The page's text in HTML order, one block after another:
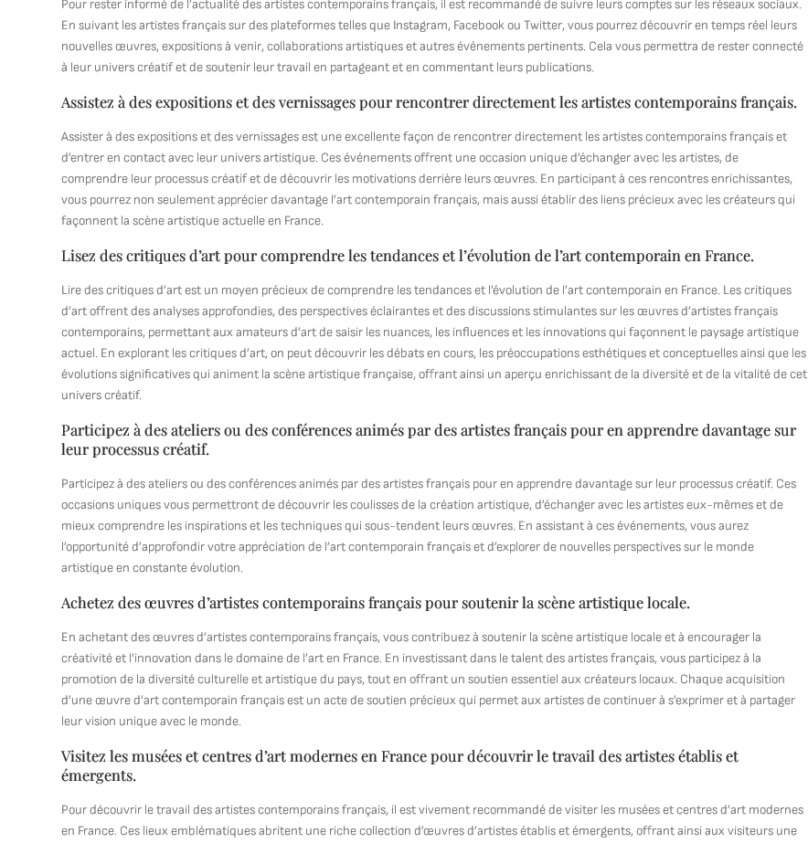
Pour rester informé de l’actualité des artistes contemporains français, il est recommandé de suivre leurs comptes sur les réseaux sociaux.
En suivant les artistes français sur des plateformes telles que Instagram, Facebook ou Twitter, vous pourrez découvrir en temps réel leurs
nouvelles œuvres, expositions à venir, collaborations artistiques et autres événements pertinents. Cela vous permettra de rester connecté
à leur univers créatif et de soutenir leur travail en partageant et en commentant leurs publications.
Assistez à des expositions et des vernissages pour rencontrer directement les artistes contemporains français.
Assister à des expositions et des vernissages est une excellente façon de rencontrer directement les artistes contemporains français et
d’entrer en contact avec leur univers artistique. Ces événements offrent une occasion unique d’échanger avec les artistes, de
comprendre leur processus créatif et de découvrir les motivations derrière leurs œuvres. En participant à ces rencontres enrichissantes,
vous pourrez non seulement apprécier davantage l’art contemporain français, mais aussi établir des liens précieux avec les créateurs qui
façonnent la scène artistique actuelle en France.
Lisez des critiques d’art pour comprendre les tendances et l’évolution de l’art contemporain en France.
Lire des critiques d’art est un moyen précieux de comprendre les tendances et l’évolution de l’art contemporain en France. Les critiques
d’art offrent des analyses approfondies, des perspectives éclairantes et des discussions stimulantes sur les œuvres d’artistes français
contemporains, permettant aux amateurs d’art de saisir les nuances, les influences et les innovations qui façonnent le paysage artistique
actuel. En explorant les critiques d’art, on peut découvrir les débats en cours, les préoccupations esthétiques et conceptuelles ainsi que les
évolutions significatives qui animent la scène artistique française, offrant ainsi un aperçu enrichissant de la diversité et de la vitalité de cet
univers créatif.
Participez à des ateliers ou des conférences animés par des artistes français pour en apprendre davantage sur
leur processus créatif.
Participez à des ateliers ou des conférences animés par des artistes français pour en apprendre davantage sur leur processus créatif. Ces
occasions uniques vous permettront de découvrir les coulisses de la création artistique, d’échanger avec les artistes eux-mêmes et de
mieux comprendre les inspirations et les techniques qui sous-tendent leurs œuvres. En assistant à ces événements, vous aurez
l’opportunité d’approfondir votre appréciation de l’art contemporain français et d’explorer de nouvelles perspectives sur le monde
artistique en constante évolution.
Achetez des œuvres d’artistes contemporains français pour soutenir la scène artistique locale.
En achetant des œuvres d’artistes contemporains français, vous contribuez à soutenir la scène artistique locale et à encourager la
créativité et l’innovation dans le domaine de l’art en France. En investissant dans le talent des artistes français, vous participez à la
promotion de la diversité culturelle et artistique du pays, tout en offrant un soutien essentiel aux créateurs locaux. Chaque acquisition
d’une œuvre d’art contemporain français est un acte de soutien précieux qui permet aux artistes de continuer à s’exprimer et à partager
leur vision unique avec le monde.
Visitez les musées et centres d’art modernes en France pour découvrir le travail des artistes établis et
émergents.
Pour découvrir le travail des artistes contemporains français, il est vivement recommandé de visiter les musées et centres d’art modernes
en France. Ces lieux emblématiques abritent une riche collection d’œuvres d’artistes établis et émergents, offrant ainsi aux visiteurs une